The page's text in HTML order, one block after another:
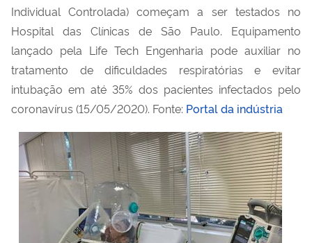
Individual Controlada) começam a ser testados no
Hospital das Clínicas de São Paulo. Equipamento
lançado pela Life Tech Engenharia pode auxiliar no
tratamento de dificuldades respiratórias e evitar
intubação em até 35% dos pacientes infectados pelo
coronavírus (15/05/2020). Fonte: Portal da indústria